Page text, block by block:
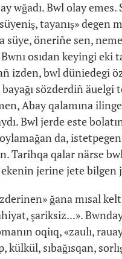
wğadı. Bwl olay
tayanış» degen
öneriñe sen,
osıdan keyingi eki
izden, bwl düniedegi
sözderdiñ äuelgi
Abay qalamına
Bwl jerde este
da,
Tarihqa qalar närse
jerine jete bilgen
ğana mısal
şariksiz...».
oqiıq, «zaulı,
külkül, sıbağısqan,